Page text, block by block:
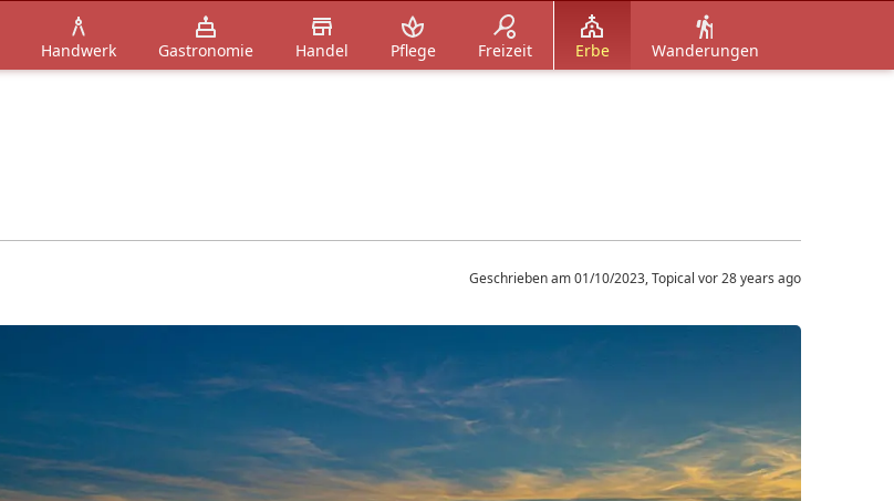
Handwerk Gastronomie Handel Pflege Freizeit Erbe Wanderungen
Geschrieben am 01/10/2023, Topical vor 28 years ago